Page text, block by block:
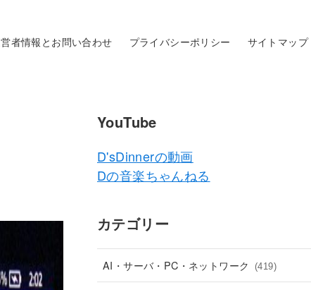
者情報とお問い合わせ プライバシーポリシー サイトマップ
YouTube
D'sDinnerの動画
Dの音楽ちゃんねる
カテゴリー
AI・サーバ・PC・ネットワーク (419)